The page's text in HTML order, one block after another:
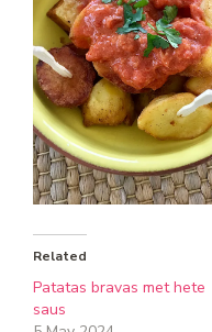
Related
Patatas bravas met hete
saus